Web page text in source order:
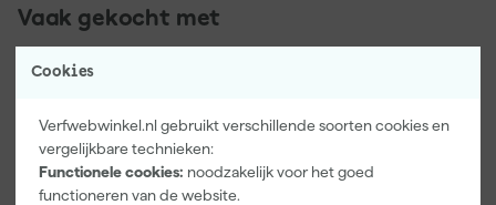
Cookies
Verfwebwinkel.nl gebruikt verschillende soorten cookies en
vergelijkbare technieken:
Functionele cookies: noodzakelijk voor het goed
functioneren van de website.
Vaak gekocht met